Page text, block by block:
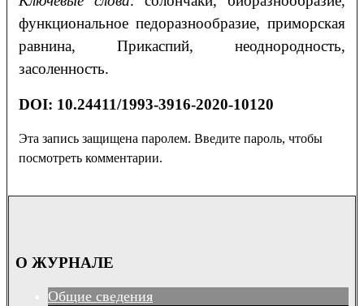
функциональное педоразнообразие, приморская
равнина, Прикаспий, неоднородность,
засоленность.
DOI: 10.24411/1993-3916-2020-10120
Эта запись защищена паролем. Введите пароль, чтобы
посмотреть комментарии.
О ЖУРНАЛЕ
Общие сведения